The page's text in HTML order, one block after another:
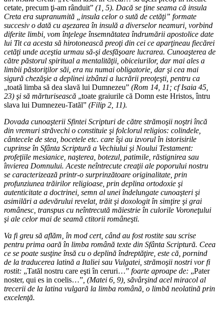
cetate, precum ţi-am rânduit” (1, 5). Dacă se ţine seama că insula
Creta era supranumită „insula celor o sută de cetăţi” formate
succesiv o dată cu aşezarea în insulă a diverselor neamuri, vorbind
diferite limbi, vom înţelege însemnătatea îndrumării apostolice date
lui Tit ca acesta să hirotonească preoţi din cei ce aparţineau fiecărei
cetăţi unde aceştia urmau să-şi desfăşoare lucrarea. Cunoaşterea de
către păstorul spiritual a mentalităţii, obiceiurilor, dar mai ales a
limbii păstoriţilor săi, era nu numai obligatorie, dar şi cea mai
sigură chezăşie a deplinei izbânzi a lucrării preoţeşti, pentru ca
„toată limba să dea slavă lui Dumnezeu” (Rom 14, 11; cf Isaia 45,
23) şi să mărturisească „toate graiurile că Domn este Hristos, întru
slava lui Dumnezeu-Tatăl” (Filip 2, 11).
Dovada cunoaşterii Sfintei Scripturi de către strămoşii noştri încă
din vremuri străvechi o constituie şi folclorul religios: colindele,
cântecele de stea, bocetele etc. care îşi au izvorul în istorisirile
cuprinse în Sfânta Scriptură a Vechiului şi Noului Testament:
profeţiile mesianice, naşterea, botezul, patimile, răstignirea sau
învierea Domnului. Aceste neîntrecute creaţii ale poporului nostru
se caracterizează printr-o surprinzătoare originalitate, prin
profunziunea trăirilor religioase, prin deplina ortodoxie şi
autenticitate a doctrinei, semn al unei îndelungate cunoaşteri şi
asimilări a adevărului revelat, trăit şi doxologit în simţire şi grai
românesc, transpus cu neîntrecută măiestrie în culorile Voroneţului
şi ale celor mai de seamă ctitorii româneşti.
Va fi greu să aflăm, în mod cert, când au fost rostite sau scrise
pentru prima oară în limba română texte din Sfânta Scriptură. Ceea
ce se poate susţine însă cu o deplină îndreptăţire, este că, pornind
de la traducerea latină a Italiei sau Vulgatei, strămoşii nostri vor fi
rostit: „Tatăl nostru care eşti în ceruri…” foarte aproape de: „Pater
noster, qui es in coelis…” , (Matei 6, 9), săvârşind acel miracol al
trecerii de la latina vulgară la limba română, o limbă neolatină prin
excelenţă.